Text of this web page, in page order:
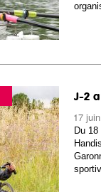
J-2
17
Du